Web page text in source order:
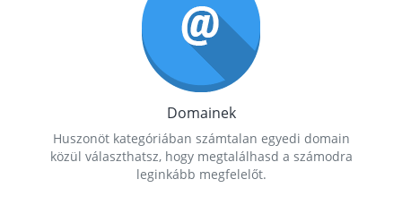
Domainek
Huszonöt kategóriában számtalan egyedi domain
közül választhatsz, hogy megtalálhasd a számodra
leginkább megfelelőt.